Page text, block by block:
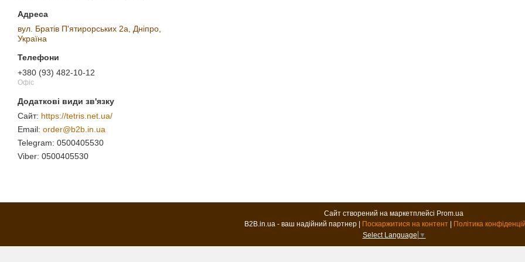
вул. Братів П'ятирорських 2а, Дніпро,
Україна
+380 (93) 482-10-12
Офіс
https://tetris.net.ua/
order@b2b.in.ua
0500405530
0500405530
Сайт створений на маркетплейсі Prom.ua
Поскаржитися на контент
Політика
Select Language ▼